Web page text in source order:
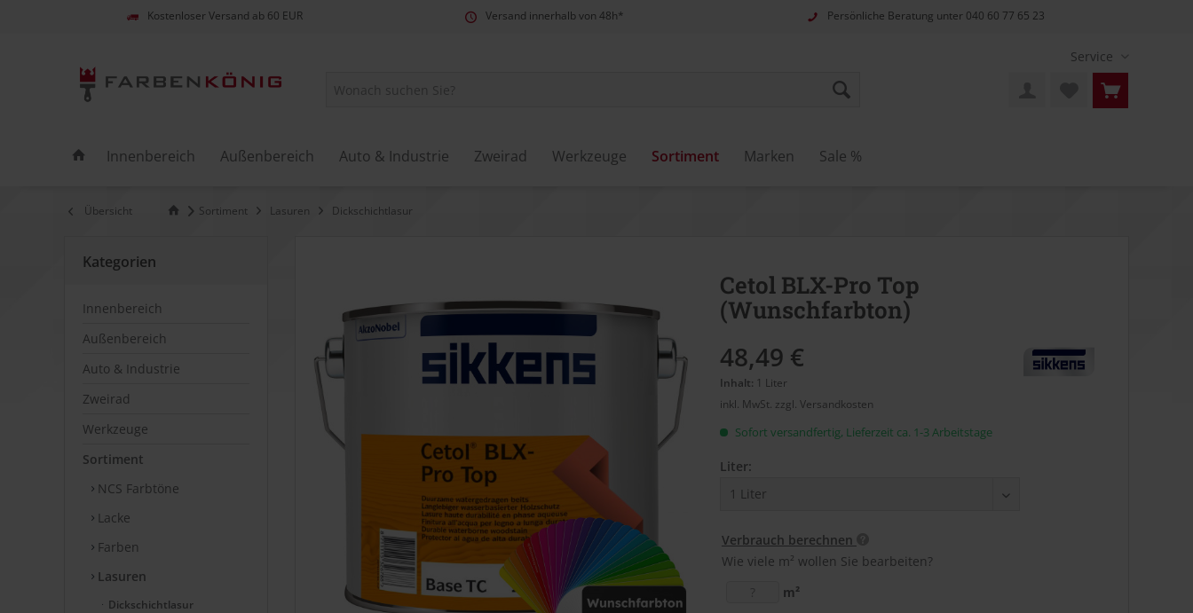
Kostenloser Versand ab 60 EUR Versand innerhalb von 48h* Persönliche Beratung unter 040 60 77 65 23
Service
Innenbereich Außenbereich Auto & Industrie Zweirad Werkzeuge Sortiment Marken Sale %
Übersicht Sortiment Lasuren Dickschichtlasur
Kategorien
Innenbereich
Außenbereich
Auto & Industrie
Zweirad
Werkzeuge
Sortiment
NCS Farbtöne
Lacke
Farben
Lasuren
Dickschichtlasur
Cetol BLX-Pro Top
(Wunschfarbton)
48,49 €
Inhalt: 1 Liter
inkl. MwSt. zzgl. Versandkosten
Sofort versandfertig, Lieferzeit ca. 1-3 Arbeitstage
Liter:
Verbrauch berechnen
Wie viele m² wollen Sie bearbeiten?
m²